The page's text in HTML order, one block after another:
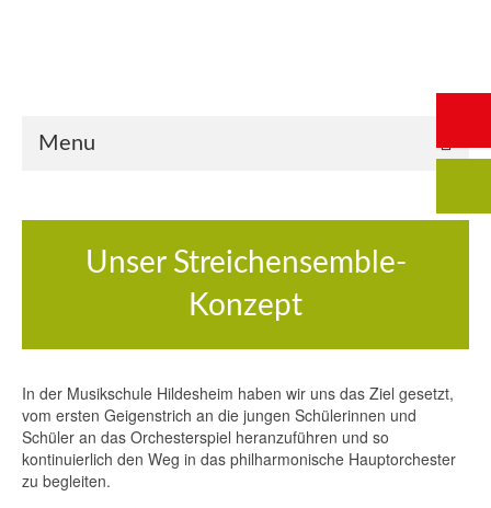
Menu
Unser Streichensemble-
Konzept
In der Musikschule Hildesheim haben wir uns das Ziel gesetzt,
vom ersten Geigenstrich an die jungen Schülerinnen und
Schüler an das Orchesterspiel heranzuführen und so
kontinuierlich den Weg in das philharmonische Hauptorchester
zu begleiten.